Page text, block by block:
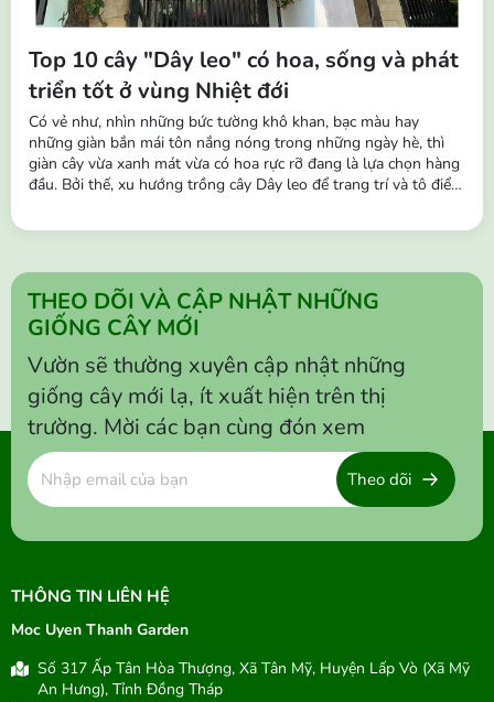
Top 10 cây "Dây leo" có hoa, sống và phát
triển tốt ở vùng Nhiệt đới
Có vẻ như, nhìn những bức tường khô khan, bạc màu hay
những giàn bắn mái tôn nắng nóng trong những ngày hè, thì
giàn cây vừa xanh mát vừa có hoa rực rỡ đang là lựa chọn hàng
đầu. Bởi thế, xu hướng trồng cây Dây leo để trang trí và tô điểm
buông rủ leo tường, hàng rào, ban công,… vô cùng sinh động,
THEO DÕI VÀ CẬP NHẬT NHỮNG
GIỐNG CÂY MỚI
Vườn sẽ thường xuyên cập nhật những
giống cây mới lạ, ít xuất hiện trên thị
trường. Mời các bạn cùng đón xem
Theo dõi
THÔNG TIN LIÊN HỆ
Moc Uyen Thanh Garden
Số 317 Ấp Tân Hòa Thượng, Xã Tân Mỹ, Huyện Lấp Vò (Xã Mỹ
An Hưng), Tỉnh Đồng Tháp